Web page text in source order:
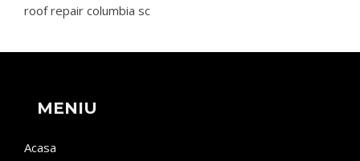
roof repair columbia sc
MENIU
Acasa